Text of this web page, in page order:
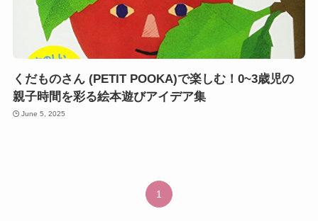
くだものさん (PETIT POOKA)で楽しむ！0~3歳児の
親子時間を彩る絵本遊びアイデア集
June 5, 2025
1